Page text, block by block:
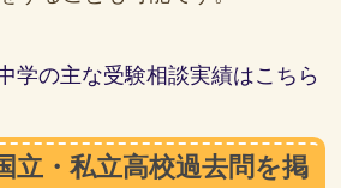
学の主な受験相談実績はこちら
立・私立高校過去問を掲